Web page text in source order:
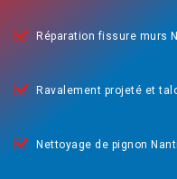
Réparation fissure murs
Ravalement projeté et
Nettoyage de pignon